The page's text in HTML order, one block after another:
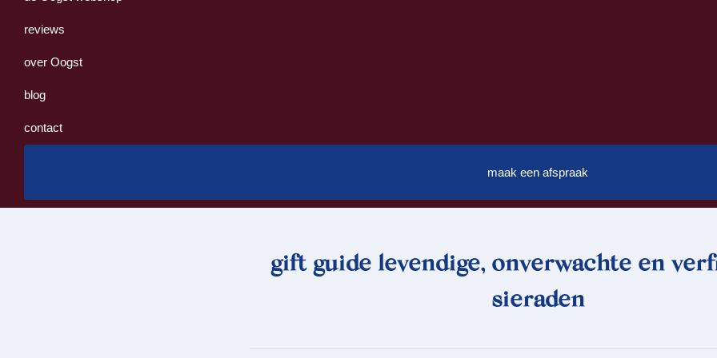
reviews
over Oogst
blog
contact
maak een afspraak
gift guide levendige, onverwachte en
sieraden